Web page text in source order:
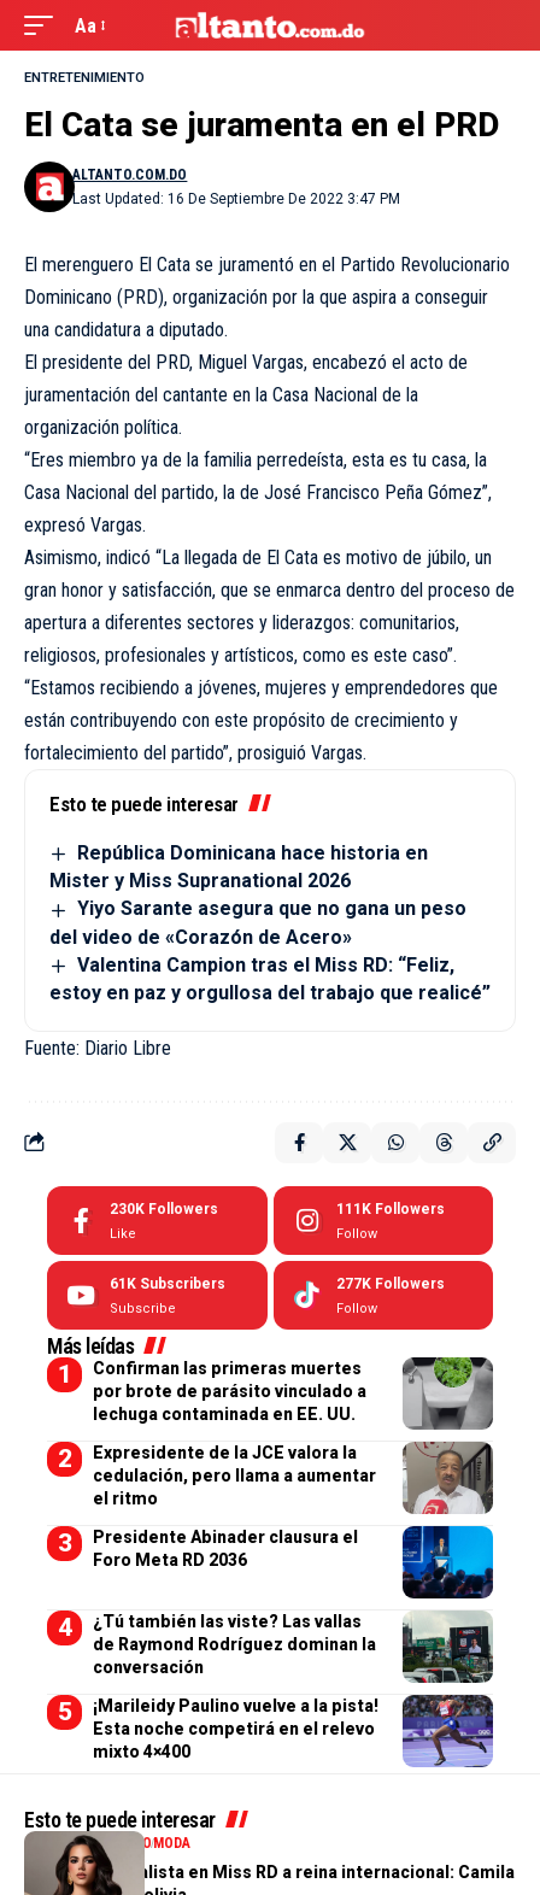
Aa
ENTRETENIMIENTO
El Cata se juramenta en el PRD
Last Updated: 16 De Septiembre De 2022 3:47 PM
ALTANTO.COM.DO
El merenguero El Cata se juramentó en el Partido Revolucionario
Dominicano (PRD), organización por la que aspira a conseguir
una candidatura a diputado.
El presidente del PRD, Miguel Vargas, encabezó el acto de
juramentación del cantante en la Casa Nacional de la
organización política.
“Eres miembro ya de la familia perredeísta, esta es tu casa, la
Casa Nacional del partido, la de José Francisco Peña Gómez”,
expresó Vargas.
Asimismo, indicó “La llegada de El Cata es motivo de júbilo, un
gran honor y satisfacción, que se enmarca dentro del proceso de
apertura a diferentes sectores y liderazgos: comunitarios,
religiosos, profesionales y artísticos, como es este caso”.
“Estamos recibiendo a jóvenes, mujeres y emprendedores que
están contribuyendo con este propósito de crecimiento y
fortalecimiento del partido”, prosiguió Vargas.
Esto te puede interesar
República Dominicana hace historia en
Mister y Miss Supranational 2026
Yiyo Sarante asegura que no gana un peso
del video de «Corazón de Acero»
Valentina Campion tras el Miss RD: “Feliz,
estoy en paz y orgullosa del trabajo que realicé”
Fuente: Diario Libre
230K Followers
Like
111K Followers
Follow
61K Subscribers
Subscribe
277K Followers
Follow
Más leídas
Confirman las primeras muertes
por brote de parásito vinculado a
lechuga contaminada en EE. UU.
Expresidente de la JCE valora la
cedulación, pero llama a aumentar
el ritmo
Presidente Abinader clausura el
Foro Meta RD 2036
¿Tú también las viste? Las vallas
de Raymond Rodríguez dominan la
conversación
¡Marileidy Paulino vuelve a la pista!
Esta noche competirá en el relevo
mixto 4×400
Esto te puede interesar
ENTRETENIMIENTOMODA
De tercera finalista en Miss RD a reina internacional: Camila